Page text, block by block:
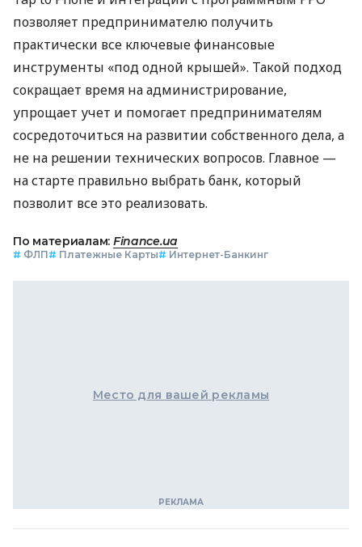
позволяет предпринимателю получить
практически все ключевые финансовые
инструменты «под одной крышей». Такой подход
сокращает время на администрирование,
упрощает учет и помогает предпринимателям
сосредоточиться на развитии собственного дела, а
не на решении технических вопросов. Главное —
на старте правильно выбрать банк, который
позволит все это реализовать.
По материалам: Finance.ua
# ФЛП# Платежные Карты# Интернет-Банкинг
Место для вашей рекламы